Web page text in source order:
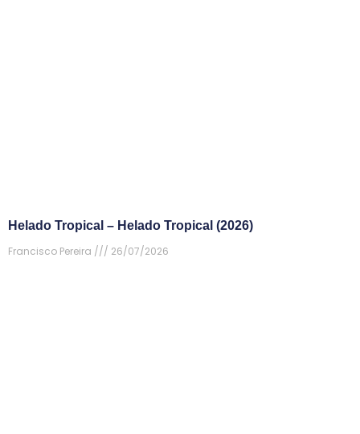
Helado Tropical – Helado Tropical (2026)
Francisco Pereira
26/07/2026